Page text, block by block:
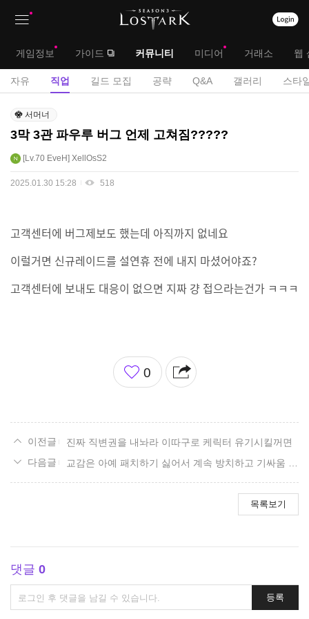
대
메
게임정보 가이드 커뮤니티 미디어 거래소 웹
서
메
자유 직업 길드 모집 공략 Q&A 갤러리 스타
직
업
게
시
서머너
3막 3관 파우루 버그 언제 고쳐짐?????
Lv.70 EveH XellOsS2
2025.01.30 15:28 518
고객센터에 버그제보도 했는데 아직까지 없네요
이럴거면 신규레이드를 설연휴 전에 내지 마셨어야죠?
고객센터에 보내도 대응이 없으면 지짜 걍 접으라는건가 ㅋㅋㅋ
좋
아
0
진짜 직변권을 내놔라 이따구로 케릭터 유기시킬꺼면
교감은 아예 패치하기 싫어서 계속 방치하고 기싸움 하시는건가요
목록보기
댓글 0
댓
글
등록